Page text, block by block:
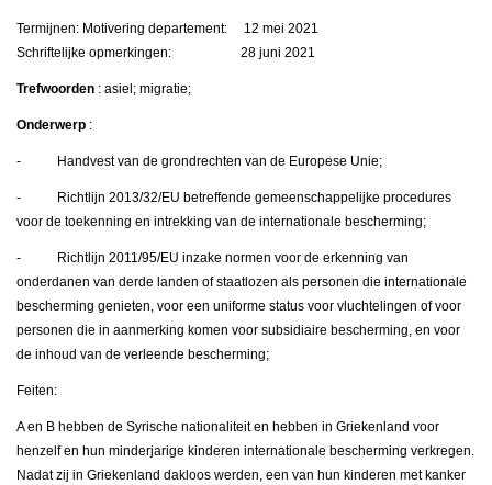
Termijnen: Motivering departement: 12 mei 2021
Schriftelijke opmerkingen: 28 juni 2021
Trefwoorden : asiel; migratie;
Onderwerp :
- Handvest van de grondrechten van de Europese Unie;
- Richtlijn 2013/32/EU betreffende gemeenschappelijke procedures
voor de toekenning en intrekking van de internationale bescherming;
- Richtlijn 2011/95/EU inzake normen voor de erkenning van
onderdanen van derde landen of staatlozen als personen die internationale
bescherming genieten, voor een uniforme status voor vluchtelingen of voor
personen die in aanmerking komen voor subsidiaire bescherming, en voor
de inhoud van de verleende bescherming;
Feiten:
A en B hebben de Syrische nationaliteit en hebben in Griekenland voor
henzelf en hun minderjarige kinderen internationale bescherming verkregen.
Nadat zij in Griekenland dakloos werden, een van hun kinderen met kanker